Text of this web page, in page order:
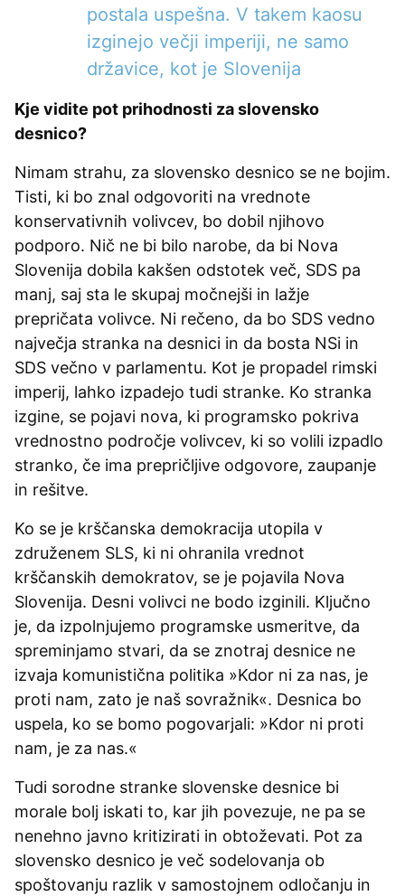
postala uspešna. V takem kaosu
izginejo večji imperiji, ne samo
državice, kot je Slovenija
Kje vidite pot prihodnosti za slovensko
desnico?
Nimam strahu, za slovensko desnico se ne bojim.
Tisti, ki bo znal odgovoriti na vrednote
konservativnih volivcev, bo dobil njihovo
podporo. Nič ne bi bilo narobe, da bi Nova
Slovenija dobila kakšen odstotek več, SDS pa
manj, saj sta le skupaj močnejši in lažje
prepričata volivce. Ni rečeno, da bo SDS vedno
največja stranka na desnici in da bosta NSi in
SDS večno v parlamentu. Kot je propadel rimski
imperij, lahko izpadejo tudi stranke. Ko stranka
izgine, se pojavi nova, ki programsko pokriva
vrednostno področje volivcev, ki so volili izpadlo
stranko, če ima prepričljive odgovore, zaupanje
in rešitve.
Ko se je krščanska demokracija utopila v
združenem SLS, ki ni ohranila vrednot
krščanskih demokratov, se je pojavila Nova
Slovenija. Desni volivci ne bodo izginili. Ključno
je, da izpolnjujemo programske usmeritve, da
spreminjamo stvari, da se znotraj desnice ne
izvaja komunistična politika »Kdor ni za nas, je
proti nam, zato je naš sovražnik«. Desnica bo
uspela, ko se bomo pogovarjali: »Kdor ni proti
nam, je za nas.«
Tudi sorodne stranke slovenske desnice bi
morale bolj iskati to, kar jih povezuje, ne pa se
nenehno javno kritizirati in obtoževati. Pot za
slovensko desnico je več sodelovanja ob
spoštovanju razlik v samostojnem odločanju in